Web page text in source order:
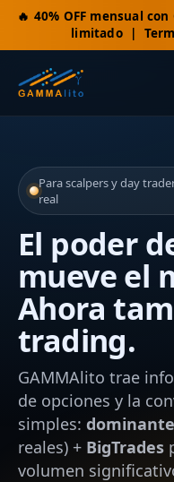
🔥 40% OFF mensual
limitado |
Para scalpers y day
real
El poder
mueve el
Ahora
trading.
GAMMAlito trae
de opciones y la
simples:
reales) + BigTrades
volumen